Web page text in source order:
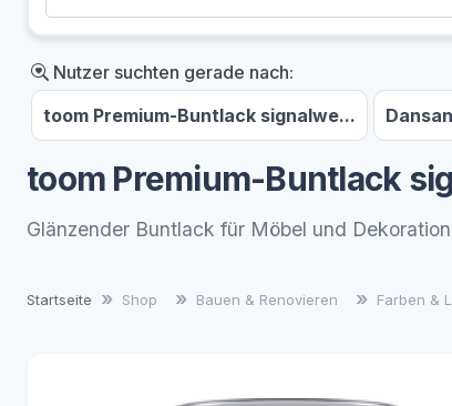
Nutzer suchten gerade nach:
toom Premium-Buntlack signalwe...
toom Premium-Buntlack
Glänzender Buntlack für Möbel und Dekoration
Startseite Shop Bauen & Renovieren Farben &